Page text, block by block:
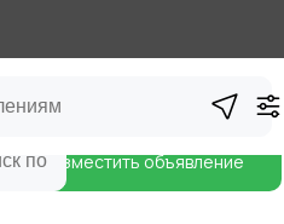
Разместить объявление